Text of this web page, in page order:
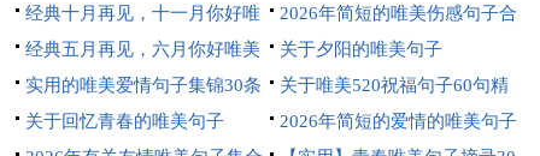
经典十月再见，十一月你好唯
美说说句子大全（精选80句）
2026年简短的唯美伤感句子合
集48句
经典五月再见，六月你好唯美
句子语录大全（精选100句）
关于夕阳的唯美句子
实用的唯美爱情句子集锦30条
关于唯美520祝福句子60句精
选
关于回忆青春的唯美句子
2026年简短的爱情的唯美句子